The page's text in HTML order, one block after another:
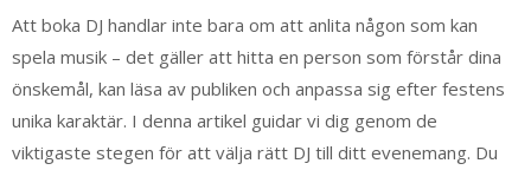
Att boka DJ handlar inte bara om att anlita någon som kan
spela musik – det gäller att hitta en person som förstår dina
önskemål, kan läsa av publiken och anpassa sig efter festens
unika karaktär. I denna artikel guidar vi dig genom de
viktigaste stegen för att välja rätt DJ till ditt evenemang. Du